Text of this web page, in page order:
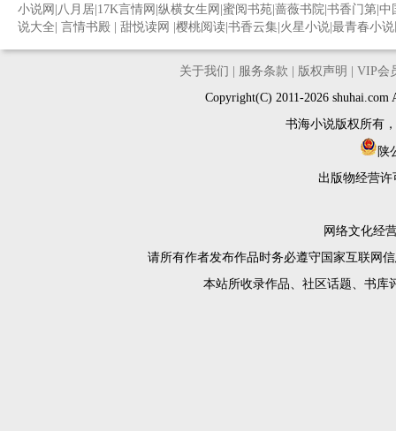
小说网 八月居 17K言情网 纵横女生网 蜜阅书苑 蔷薇书院 书香门第 中
说大全 言情书殿 甜悦读网 樱桃阅读 书香云集 火星小说 最青春小
关于我们 服务条款 版权声明
VIP会
Copyright(C) 2011-2026
书海小说版权所有
陕
出版物经营许
网络文化经
请所有作者发布作品时务必遵守国家互联网
本站所收录作品、社区话题、书库